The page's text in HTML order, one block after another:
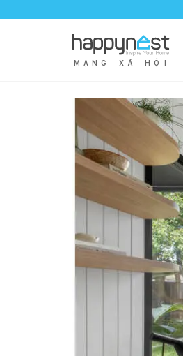
M Ạ N G X Ã H Ộ I